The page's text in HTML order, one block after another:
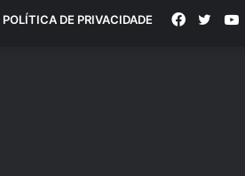
POLÍTICA DE PRIVACIDADE Facebook